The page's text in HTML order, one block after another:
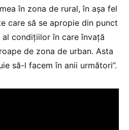
în zona de rural, în așa fel
care să se apropie din punct
condițiilor în care învață
de zona de urban. Asta
să-l facem în anii următori”.